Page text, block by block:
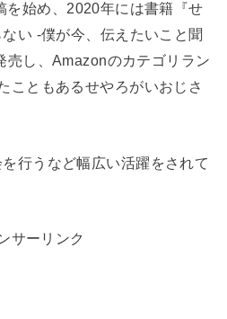
を始め、2020年には書籍『せ
い -僕が今、伝えたいこと聞
売し、Amazonのカテゴリラン
こともあるせやろがいおじさ
行うなど幅広い活躍をされて
サーリンク